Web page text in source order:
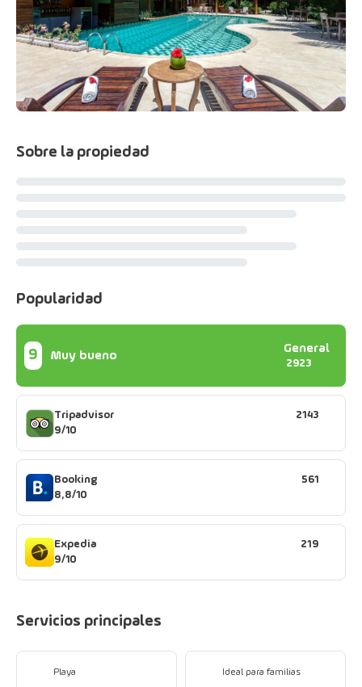
Sobre la propiedad
Popularidad
9 Muy bueno
General
2923
Tripadvisor
9/10
2143
Booking
8,8/10
561
Expedia
9/10
219
Servicios principales
Playa Ideal para familias